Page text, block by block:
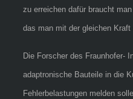
zu erreichen dafür braucht
das man mit der gleichen
Die Forscher des Fraunhofer-
adaptronische Bauteile in die
Fehlerbelastungen melden